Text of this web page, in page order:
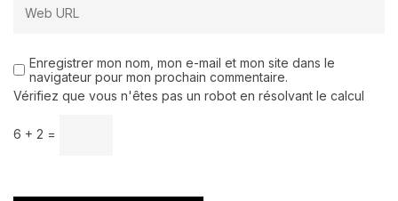
Enregistrer mon nom, mon e-mail et mon site dans le
navigateur pour mon prochain commentaire.
Vérifiez que vous n'êtes pas un robot en résolvant le calcul
6 + 2 =